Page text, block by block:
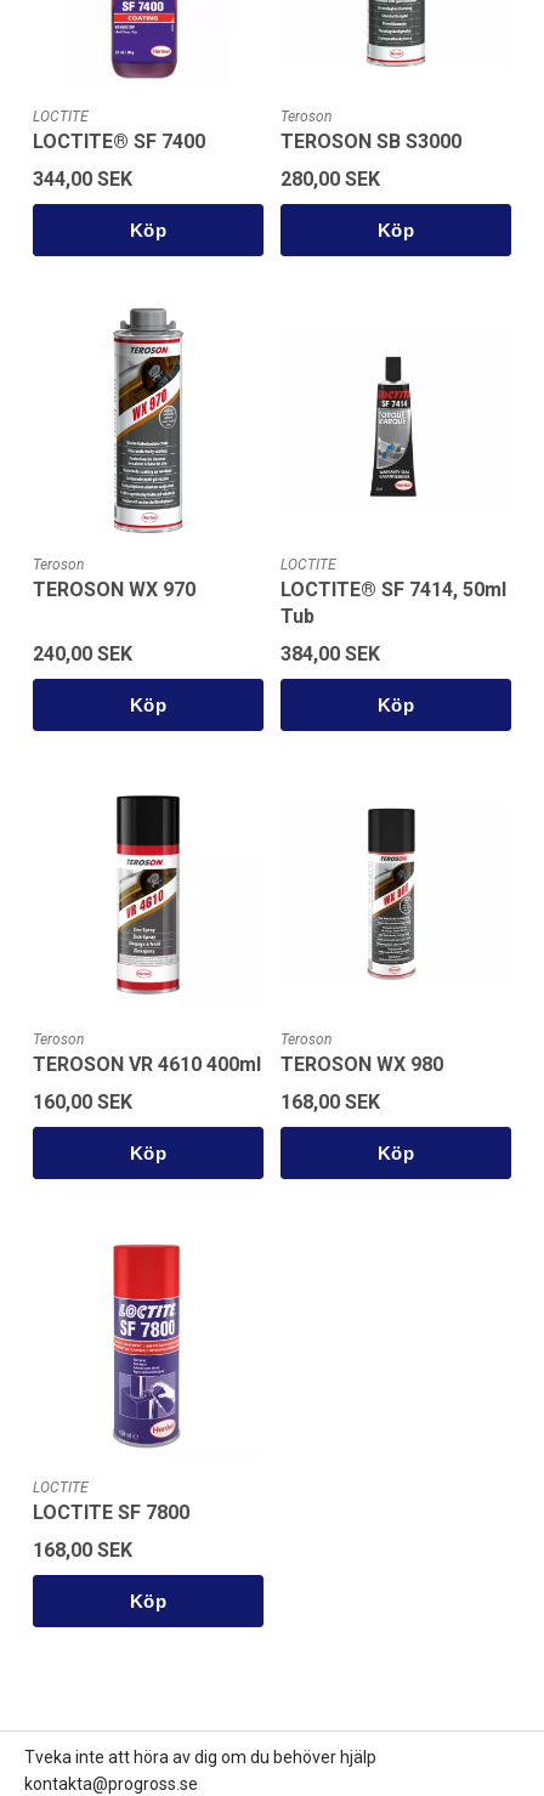
LOCTITE
LOCTITE® SF 7400
344,00 SEK
Köp
Teroson
TEROSON SB S3000
280,00 SEK
Köp
Teroson
TEROSON WX 970
240,00 SEK
Köp
LOCTITE
LOCTITE® SF 7414, 50ml
Tub
384,00 SEK
Köp
Teroson
TEROSON VR 4610 400ml
160,00 SEK
Köp
Teroson
TEROSON WX 980
168,00 SEK
Köp
LOCTITE
LOCTITE SF 7800
168,00 SEK
Köp
Tveka inte att höra av dig om du behöver hjälp
kontakta@progross.se